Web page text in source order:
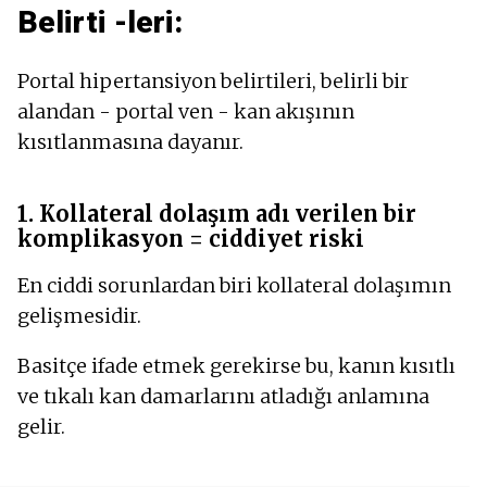
Belirti -leri:
Portal hipertansiyon belirtileri, belirli bir
alandan - portal ven - kan akışının
kısıtlanmasına dayanır.
1. Kollateral dolaşım adı verilen bir
komplikasyon = ciddiyet riski
En ciddi sorunlardan biri kollateral dolaşımın
gelişmesidir.
Basitçe ifade etmek gerekirse bu, kanın kısıtlı
ve tıkalı kan damarlarını atladığı anlamına
gelir.